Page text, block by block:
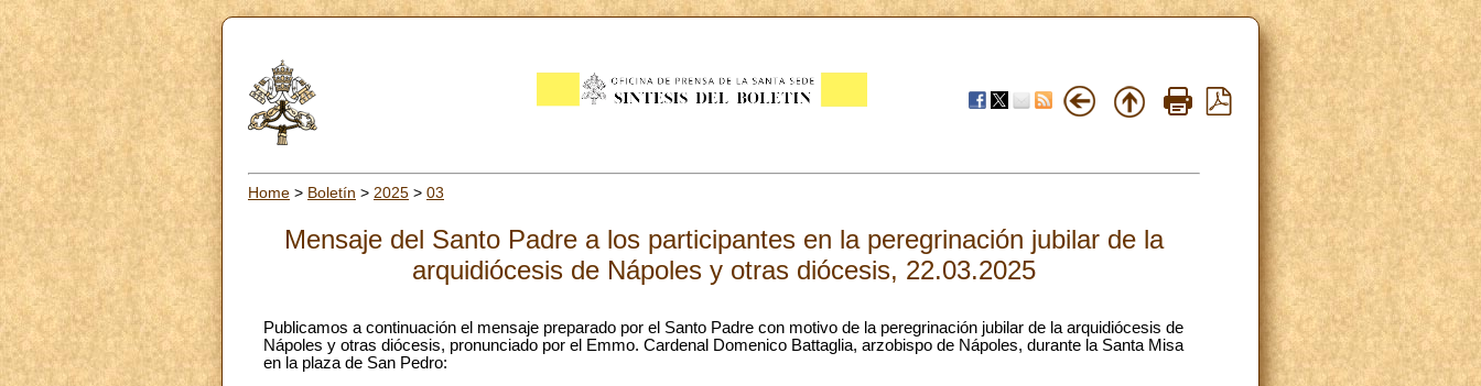
Home > Boletín > 2025 > 03
Mensaje del Santo Padre a los participantes en la peregrinación jubilar de la
arquidiócesis de Nápoles y otras diócesis, 22.03.2025
Publicamos a continuación el mensaje preparado por el Santo Padre con motivo de la peregrinación jubilar de la arquidiócesis de
Nápoles y otras diócesis, pronunciado por el Emmo. Cardenal Domenico Battaglia, arzobispo de Nápoles, durante la Santa Misa
en la plaza de San Pedro: